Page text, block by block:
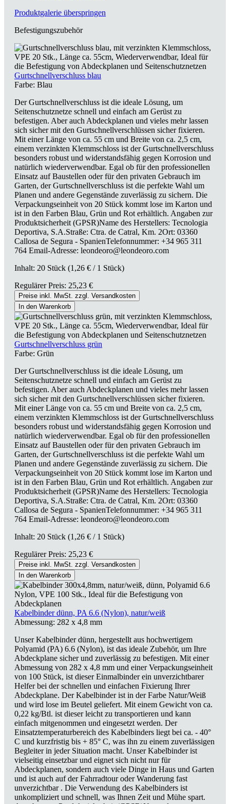
Produktgalerie überspringen
Befestigungszubehör
Gurtschnellverschluss blau
Farbe: Blau
Der Gurtschnellverschluss ist die ideale Lösung, um
Seitenschutznetze schnell und einfach am Gerüst zu
befestigen. Aber auch Abdeckplanen und vieles mehr lassen
sich sicher mit den Gurtschnellverschlüssen sicher fixieren.
Mit einer Länge von ca. 55 cm und Breite von ca. 2,5 cm,
einem verzinkten Klemmschloss ist der Gurtschnellverschluss
besonders robust und widerstandsfähig gegen Korrosion und
natürlich wiederverwendbar. Egal ob für den professionellen
Einsatz auf Baustellen oder für den privaten Gebrauch im
Garten, der Gurtschnellverschluss ist die perfekte Wahl um
Planen und andere Gegenstände zuverlässig zu sichern. Die
Verpackungseinheit von 20 Stück kommt lose im Karton und
ist in den Farben Blau, Grün und Rot erhältlich. Angaben zur
Produktsicherheit (GPSR)Name des Herstellers: Tecnologia
Deportiva, S.A.Straße: Ctra. de Catral, Km. 2Ort: 03360
Callosa de Segura - SpanienTelefonnummer: +34 965 311
764 Email-Adresse: leondeoro@leondeoro.com
Inhalt: 20 Stück (1,26 € / 1 Stück)
Regulärer Preis: 25,23 €
Preise inkl. MwSt. zzgl. Versandkosten
In den Warenkorb
Gurtschnellverschluss grün
Farbe: Grün
Der Gurtschnellverschluss ist die ideale Lösung, um
Seitenschutznetze schnell und einfach am Gerüst zu
befestigen. Aber auch Abdeckplanen und vieles mehr lassen
sich sicher mit den Gurtschnellverschlüssen sicher fixieren.
Mit einer Länge von ca. 55 cm und Breite von ca. 2,5 cm,
einem verzinkten Klemmschloss ist der Gurtschnellverschluss
besonders robust und widerstandsfähig gegen Korrosion und
natürlich wiederverwendbar. Egal ob für den professionellen
Einsatz auf Baustellen oder für den privaten Gebrauch im
Garten, der Gurtschnellverschluss ist die perfekte Wahl um
Planen und andere Gegenstände zuverlässig zu sichern. Die
Verpackungseinheit von 20 Stück kommt lose im Karton und
ist in den Farben Blau, Grün und Rot erhältlich. Angaben zur
Produktsicherheit (GPSR)Name des Herstellers: Tecnologia
Deportiva, S.A.Straße: Ctra. de Catral, Km. 2Ort: 03360
Callosa de Segura - SpanienTelefonnummer: +34 965 311
764 Email-Adresse: leondeoro@leondeoro.com
Inhalt: 20 Stück (1,26 € / 1 Stück)
Regulärer Preis: 25,23 €
Preise inkl. MwSt. zzgl. Versandkosten
In den Warenkorb
Kabelbinder dünn, PA 6.6 (Nylon), natur/weiß
Abmessung: 282 x 4,8 mm
Unser Kabelbinder dünn, hergestellt aus hochwertigem
Polyamid (PA) 6.6 (Nylon), ist das ideale Zubehör, um Ihre
Abdeckplane sicher und zuverlässig zu befestigen. Mit einer
Abmessung von 282 x 4,8 mm und einer Verpackungseinheit
von 100 Stück, ist dieser Einmalbinder ein unverzichtbarer
Helfer bei der schnellen und einfachen Fixierung Ihrer
Abdeckplane. Der Kabelbinder ist in der Farbe Natur/Weiß
und wird lose im Beutel geliefert. Mit einem Gewicht von ca.
0,22 kg/Btl. ist dieser leicht zu transportieren und kann
einfach mitgenommen und eingesetzt werden. Der
Einsatztemperaturbereich des Kabelbinders liegt bei ca. - 40°
C und kurzfristig bis + 85° C, was ihn zu einem zuverlässigen
Begleiter in jeder Situation macht. Unser Kabelbinder ist
vielseitig einsetzbar und eignet sich nicht nur für
Abdeckplanen, sondern auch viele Dinge in Haus und Garten
und ist auch auf der Fahrradtour oder Wanderung fast
unverzichtbar . Die Verwendung des Kabelbinders ist
unkompliziert und schnell, was Ihnen Zeit und Mühe spart.